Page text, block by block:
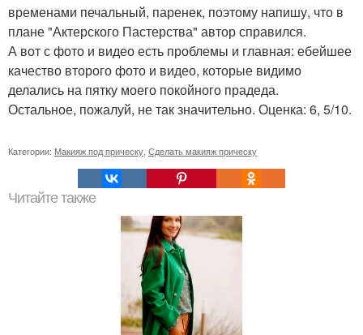
временами печальный, паренек, поэтому напишу, что в
плане "Актерского Пастерства" автор справился.
А вот с фото и видео есть проблемы и главная: ебейшее
качество второго фото и видео, которые видимо
делались на пятку моего покойного прадеда.
Остальное, пожалуй, не так значительно. Оценка: 6, 5/10.
Категории: Макияж под прическу Сделать макияж прическу
Читайте также